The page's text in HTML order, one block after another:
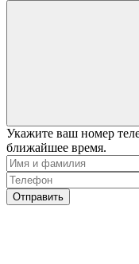
Укажите ваш номер
ближайшее время.
Отправить